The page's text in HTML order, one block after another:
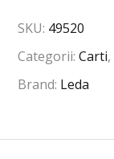
SKU: 49520
Categorii:Carti,
Brand: Leda